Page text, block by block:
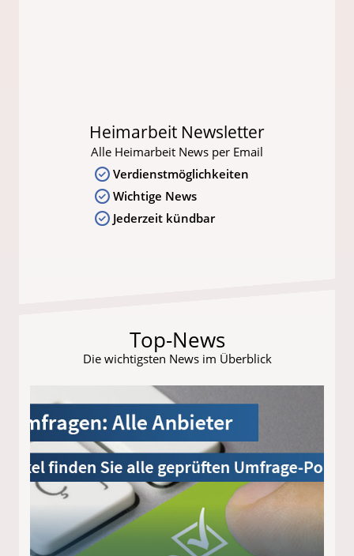
Heimarbeit Newsletter
Alle Heimarbeit News per Email
Verdienstmöglichkeiten
Wichtige News
Jederzeit kündbar
Top-News
Die wichtigsten News im Überblick